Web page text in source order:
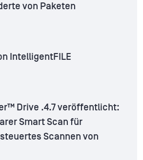
von Paketen
IntelligentFILE
Drive .4.7 veröffentlicht:
Smart Scan für
Scannen von